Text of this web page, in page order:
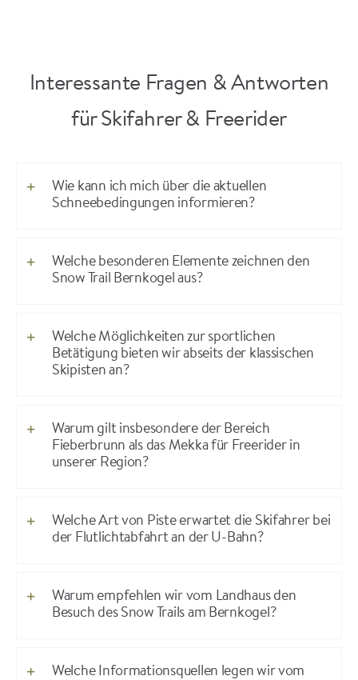
Interessante Fragen & Antworten
für Skifahrer & Freerider
Wie kann ich mich über die aktuellen
Schneebedingungen informieren?
Welche besonderen Elemente zeichnen den
Snow Trail Bernkogel aus?
Welche Möglichkeiten zur sportlichen
Betätigung bieten wir abseits der klassischen
Skipisten an?
Warum gilt insbesondere der Bereich
Fieberbrunn als das Mekka für Freerider in
unserer Region?
Welche Art von Piste erwartet die Skifahrer bei
der Flutlichtabfahrt an der U-Bahn?
Warum empfehlen wir vom Landhaus den
Besuch des Snow Trails am Bernkogel?
Welche Informationsquellen legen wir vom